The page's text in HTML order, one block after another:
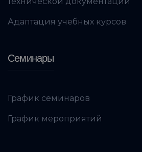
Адаптация учебных курсов
Семинары
График семинаров
График мероприятий